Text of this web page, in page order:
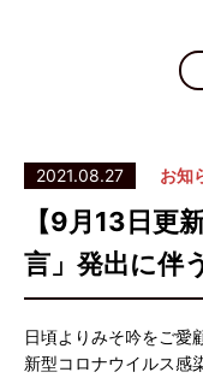
2021.08.27 お知
【9月13日更
言」発出に伴
日頃よりみそ吟をご愛
新型コロナウイルス感